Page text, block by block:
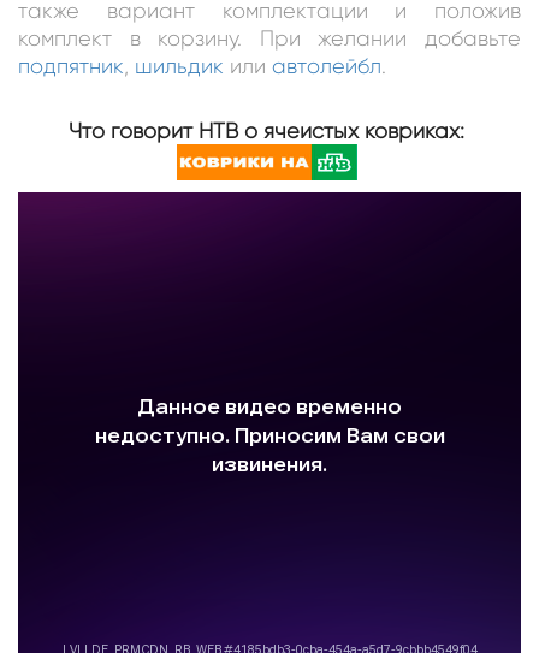
также вариант комплектации и положив
комплект в корзину. При желании добавьте
подпятник шильдик или автолейбл.
Что говорит НТВ о ячеистых ковриках: